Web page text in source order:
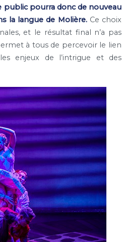
public pourra donc de nouveau
la langue de Molière.Ce choix
et le résultat final n’a pas
à tous de percevoir le lien
enjeux de l’intrigue et des